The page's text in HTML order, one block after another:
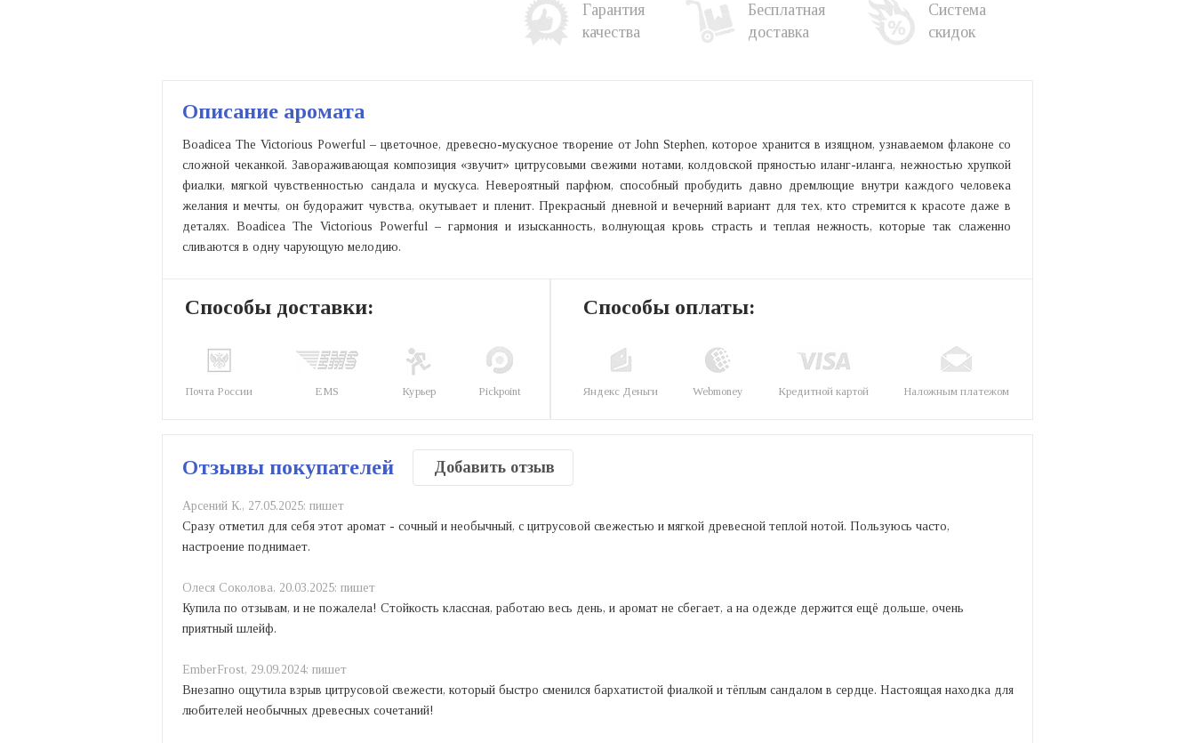
Гарантия
качества
Бесплатная
доставка
Система
скидок
Описание аромата
Boadicea The Victorious Powerful – цветочное, древесно-мускусное творение от John Stephen, которое хранится в изящном, узнаваемом флаконе со
сложной чеканкой. Завораживающая композиция «звучит» цитрусовыми свежими нотами, колдовской пряностью иланг-иланга, нежностью хрупкой
фиалки, мягкой чувственностью сандала и мускуса. Невероятный парфюм, способный пробудить давно дремлющие внутри каждого человека
желания и мечты, он будоражит чувства, окутывает и пленит. Прекрасный дневной и вечерний вариант для тех, кто стремится к красоте даже в
деталях. Boadicea The Victorious Powerful – гармония и изысканность, волнующая кровь страсть и теплая нежность, которые так слаженно
сливаются в одну чарующую мелодию.
Способы доставки:
Почта России EMS Курьер Pickpoint
Способы оплаты:
Яндекс Деньги Webmoney Кредитной картой Наложным платежом
Отзывы покупателей Добавить отзыв
Арсений К., 27.05.2025: пишет
Сразу отметил для себя этот аромат - сочный и необычный, с цитрусовой свежестью и мягкой древесной теплой нотой. Пользуюсь часто,
настроение поднимает.
Олеся Соколова, 20.03.2025: пишет
Купила по отзывам, и не пожалела! Стойкость классная, работаю весь день, и аромат не сбегает, а на одежде держится ещё дольше, очень
приятный шлейф.
EmberFrost, 29.09.2024: пишет
Внезапно ощутила взрыв цитрусовой свежести, который быстро сменился бархатистой фиалкой и тёплым сандалом в сердце. Настоящая находка для
любителей необычных древесных сочетаний!